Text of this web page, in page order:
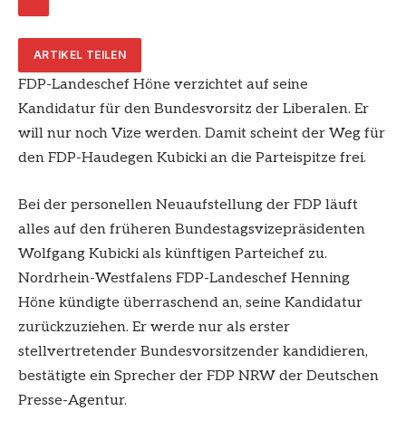
ARTIKEL TEILEN
FDP-Landeschef Höne verzichtet auf seine
Kandidatur für den Bundesvorsitz der Liberalen. Er
will nur noch Vize werden. Damit scheint der Weg für
den FDP-Haudegen Kubicki an die Parteispitze frei.
Bei der personellen Neuaufstellung der FDP läuft
alles auf den früheren Bundestagsvizepräsidenten
Wolfgang Kubicki als künftigen Parteichef zu.
Nordrhein-Westfalens FDP-Landeschef Henning
Höne kündigte überraschend an, seine Kandidatur
zurückzuziehen. Er werde nur als erster
stellvertretender Bundesvorsitzender kandidieren,
bestätigte ein Sprecher der FDP NRW der Deutschen
Presse-Agentur.